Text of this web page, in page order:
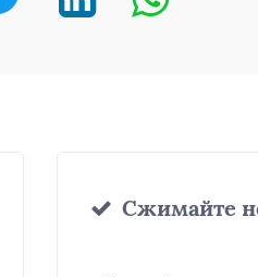
Сжимайте